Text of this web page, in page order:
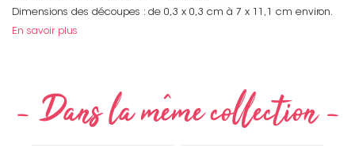
Dimensions des découpes : de 0,3 x 0,3 cm à 7 x 11,1 cm environ.
En savoir plus